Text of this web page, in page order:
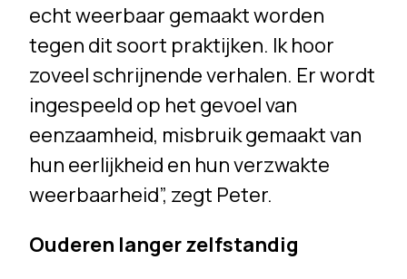
echt weerbaar gemaakt worden
tegen dit soort praktijken. Ik hoor
zoveel schrijnende verhalen. Er wordt
ingespeeld op het gevoel van
eenzaamheid, misbruik gemaakt van
hun eerlijkheid en hun verzwakte
weerbaarheid”, zegt Peter.
Ouderen langer zelfstandig